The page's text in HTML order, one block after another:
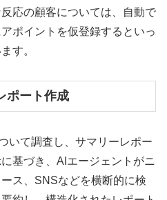
応の顧客については、自動で
ポイントを仮登録するといっ
す。
ポート作成
いて調査し、サマリーレポー
基づき、AIエージェントがニ
ス、SNSなどを横断的に検